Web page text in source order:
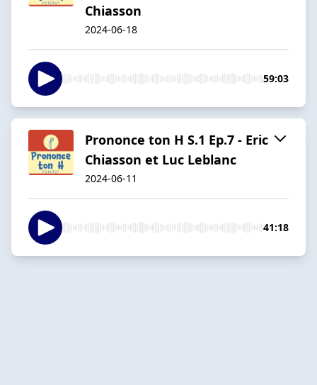
Chiasson
2024-06-18
59:03
Prononce ton H S.1 Ep.7 - Eric
Chiasson et Luc Leblanc
2024-06-11
41:18